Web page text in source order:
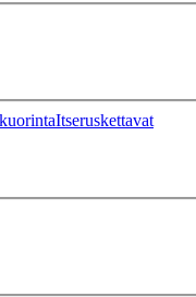
Itseruskettavat